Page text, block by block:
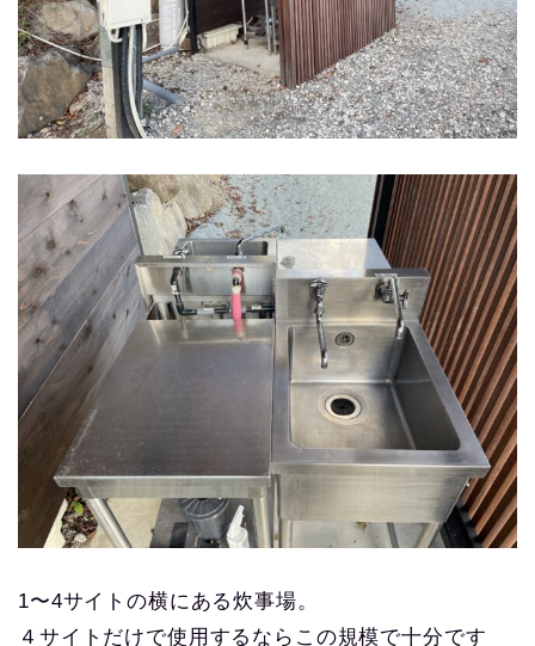
1〜4サイトの横にある炊事場。
４サイトだけで使用するならこの規模で十分です